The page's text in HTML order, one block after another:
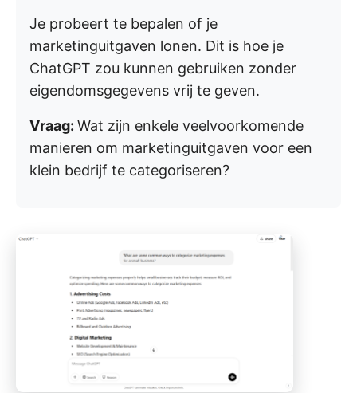
Je probeert te bepalen of je
marketinguitgaven lonen. Dit is hoe je
ChatGPT zou kunnen gebruiken zonder
eigendomsgegevens vrij te geven.
Vraag: Wat zijn enkele veelvoorkomende
manieren om marketinguitgaven voor een
klein bedrijf te categoriseren?